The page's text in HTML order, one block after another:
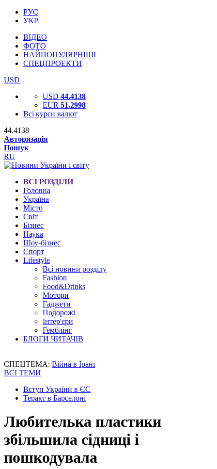
РУС
УКР
ВІДЕО
ФОТО
НАЙПОПУЛЯРНІШІ
СПЕЦПРОЕКТИ
USD
USD 44.4138
EUR 51.2998
Всі курси валют
44.4138
Авторизація
Пошук
RU
ВСІ РОЗДІЛИ
Головна
Україна
Місто
Світ
Бізнес
Наука
Шоу-бізнес
Спорт
Lifestyle
Всі новини розділу
Fashion
Food&Drinks
Мотори
Гаджети
Подорожі
Інтер'єри
Гемблінг
БЛОГИ ЧИТАЧІВ
СПЕЦТЕМА: Війна в Ірані
ВСІ ТЕМИ
Вступ України в ЄС
Теракт в Барселоні
Любителька пластики
збільшила сідниці і
пошкодувала